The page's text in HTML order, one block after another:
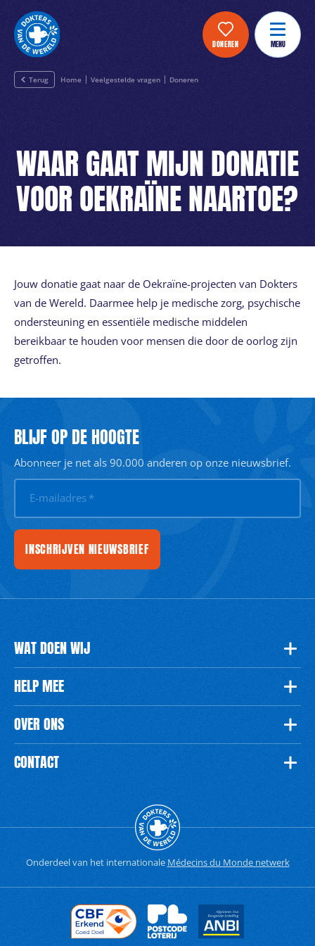
DONEREN MENU
Terug Home Veelgestelde vragen Doneren
WAAR GAAT MIJN DONATIE
VOOR OEKRAÏNE NAARTOE?
Jouw donatie gaat naar de Oekraïne-projecten van Dokters
van de Wereld. Daarmee help je medische zorg, psychische
ondersteuning en essentiële medische middelen
bereikbaar te houden voor mensen die door de oorlog zijn
getroffen.
BLIJF OP DE HOOGTE
Abonneer je net als 90.000 anderen op onze nieuwsbrief.
E-mailadres *
INSCHRIJVEN NIEUWSBRIEF
WAT DOEN WIJ
HELP MEE
OVER ONS
CONTACT
Onderdeel van het internationale Médecins du Monde netwerk